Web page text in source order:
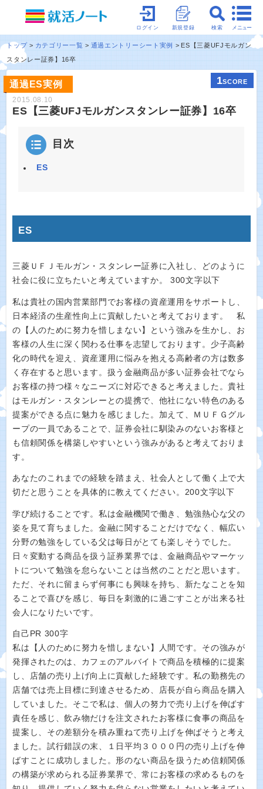
メニュー
検索
新規登録
ログイン
トップ カテゴリー一覧 通過エントリーシート実例
ES【三菱UFJモルガン
スタンレー証券】16卒
通過ES実例 1SCORE
2015.08.10
ES【三菱UFJモルガンスタンレー証券】16卒
目次
ES
ES
三菱ＵＦＪモルガン・スタンレー証券に入社し、どのように
社会に役に立ちたいと考えていますか。 300文字以下
私は貴社の国内営業部門でお客様の資産運用をサポートし、
日本経済の生産性向上に貢献したいと考えております。 私
の【人のために努力を惜しまない】という強みを生かし、お
客様の人生に深く関わる仕事を志望しております。少子高齢
化の時代を迎え、資産運用に悩みを抱える高齢者の方は数多
く存在すると思います。扱う金融商品が多い証券会社でなら
お客様の持つ様々なニーズに対応できると考えました。貴社
はモルガン・スタンレーとの提携で、他社にない特色のある
提案ができる点に魅力を感じました。加えて、ＭＵＦＧグル
ープの一員であることで、証券会社に馴染みのないお客様と
も信頼関係を構築しやすいという強みがあると考えておりま
す。
あなたのこれまでの経験を踏まえ、社会人として働く上で大
切だと思うことを具体的に教えてください。200文字以下
学び続けることです。私は金融機関で働き、勉強熱心な父の
姿を見て育ちました。金融に関することだけでなく、幅広い
分野の勉強をしている父は毎日がとても楽しそうでした。
日々変動する商品を扱う証券業界では、金融商品やマーケッ
トについて勉強を怠らないことは当然のことだと思います。
ただ、それに留まらず何事にも興味を持ち、新たなことを知
ることで喜びを感じ、毎日を刺激的に過ごすことが出来る社
会人になりたいです。
自己PR 300字
私は【人のために努力を惜しまない】人間です。その強みが
発揮されたのは、カフェのアルバイトで商品を積極的に提案
し、店舗の売り上げ向上に貢献した経験です。私の勤務先の
店舗では売上目標に到達させるため、店長が自ら商品を購入
していました。そこで私は、個人の努力で売り上げを伸ばす
責任を感じ、飲み物だけを注文されたお客様に食事の商品を
提案し、その差額分を積み重ねて売り上げを伸ばそうと考え
ました。試行錯誤の末、１日平均３０００円の売り上げを伸
ばすことに成功しました。形のない商品を扱うため信頼関係
の構築が求められる証券業界で、常にお客様の求めるものを